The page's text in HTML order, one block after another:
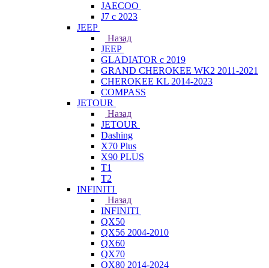
JAECOO
J7 с 2023
JEEP
Назад
JEEP
GLADIATOR с 2019
GRAND CHEROKEE WK2 2011-2021
CHEROKEE KL 2014-2023
COMPASS
JETOUR
Назад
JETOUR
Dashing
X70 Plus
X90 PLUS
T1
T2
INFINITI
Назад
INFINITI
QX50
QX56 2004-2010
QX60
QX70
QX80 2014-2024